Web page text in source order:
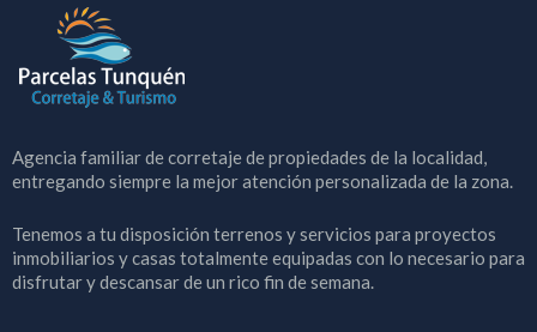
Agencia familiar de corretaje de propiedades de la localidad,
entregando siempre la mejor atención personalizada de la zona.
Tenemos a tu disposición terrenos y servicios para proyectos
inmobiliarios y casas totalmente equipadas con lo necesario para
disfrutar y descansar de un rico fin de semana.